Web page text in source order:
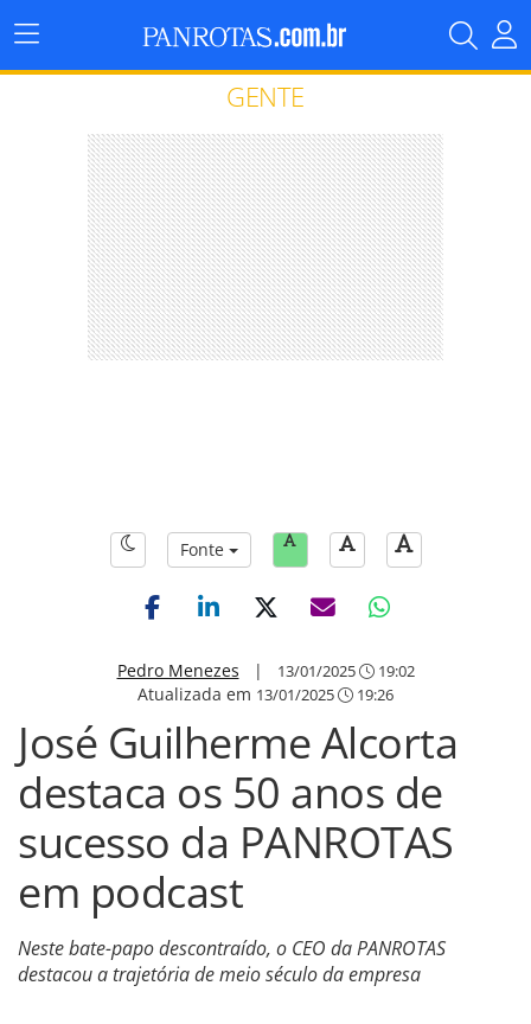
Menu
Principal
GENTE
Fonte
Pedro Menezes | 13/01/2025 19:02
Atualizada em 13/01/2025 19:26
José Guilherme Alcorta
destaca os 50 anos de
sucesso da PANROTAS
em podcast
Neste bate-papo descontraído, o CEO da PANROTAS
destacou a trajetória de meio século da empresa